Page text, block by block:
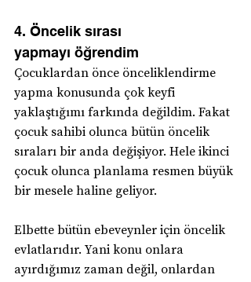
4. Öncelik sırası
yapmayı öğrendim
Çocuklardan önce önceliklendirme
yapma konusunda çok keyfi
yaklaştığımı farkında değildim. Fakat
çocuk sahibi olunca bütün öncelik
sıraları bir anda değişiyor. Hele ikinci
çocuk olunca planlama resmen büyük
bir mesele haline geliyor.
Elbette bütün ebeveynler için öncelik
evlatlarıdır. Yani konu onlara
ayırdığımız zaman değil, onlardan